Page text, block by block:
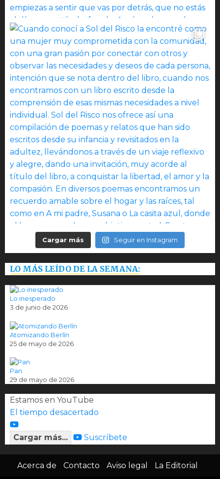
Cargar más Seguir en Instagram
LO MÁS LEÍDO DE LA SEMANA:
Lo inesperado
3 de junio de 2026
Atomizando Berlín
25 de mayo de 2026
Pan
29 de mayo de 2026
Estamos en YouTube
El tiempo desacertado
Cargar más... Suscríbete
Acerca de Contacto Aviso legal La Editorial